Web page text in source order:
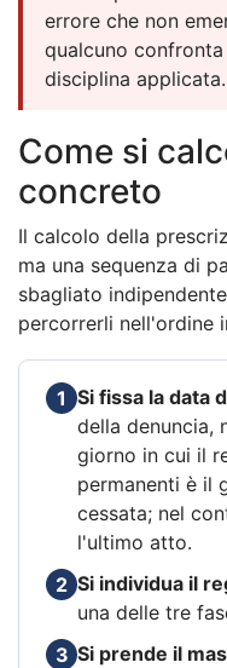
errore che non
qualcuno
disciplina applicata.
Come si
concreto
Il calcolo della
ma una sequenza di
sbagliato
percorrerli nell'ordine
1 Si fissa la data
della denuncia,
giorno in cui il
permanenti è il
cessata; nel
l'ultimo atto.
2 Si individua il
una delle tre
3 Si prende il